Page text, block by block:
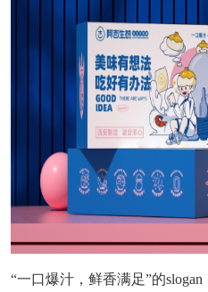
“一口爆汁，鲜香满足”的slogan